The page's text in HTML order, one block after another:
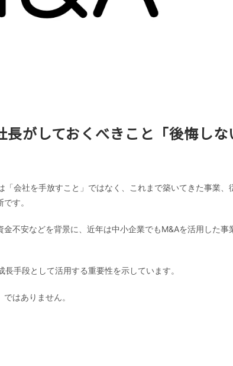
がしておくべきこと「後悔しな
会社を手放すこと」ではなく、これまで築いてきた事業、
す。
不安などを背景に、近年は中小企業でもM&Aを活用した事
手段として活用する重要性を示しています。
はありません。